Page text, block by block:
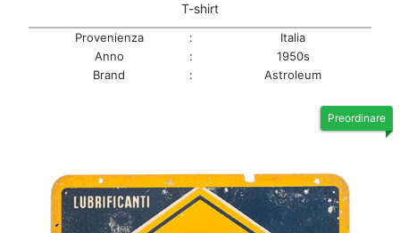
T-shirt
Provenienza :
Italia
Anno
:
1950s
Brand
: Astroleum
Preordinare